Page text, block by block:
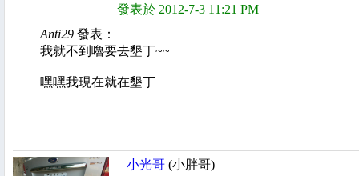
發表於 2012-7-3 11:21 PM
Anti29 發表：
我就不到嚕要去墾丁~~
嘿嘿我現在就在墾丁
小光哥 (小胖哥)